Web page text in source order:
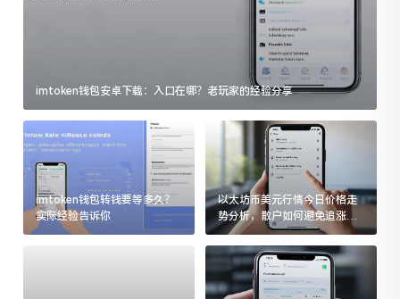
imtoken钱包安卓下载：入口在哪？老玩家的经验分享
imtoken钱包转钱要等多久？
实际经验告诉你
以太坊币美元行情今日价格走
势分析，散户如何避免追涨杀
跌被套牢